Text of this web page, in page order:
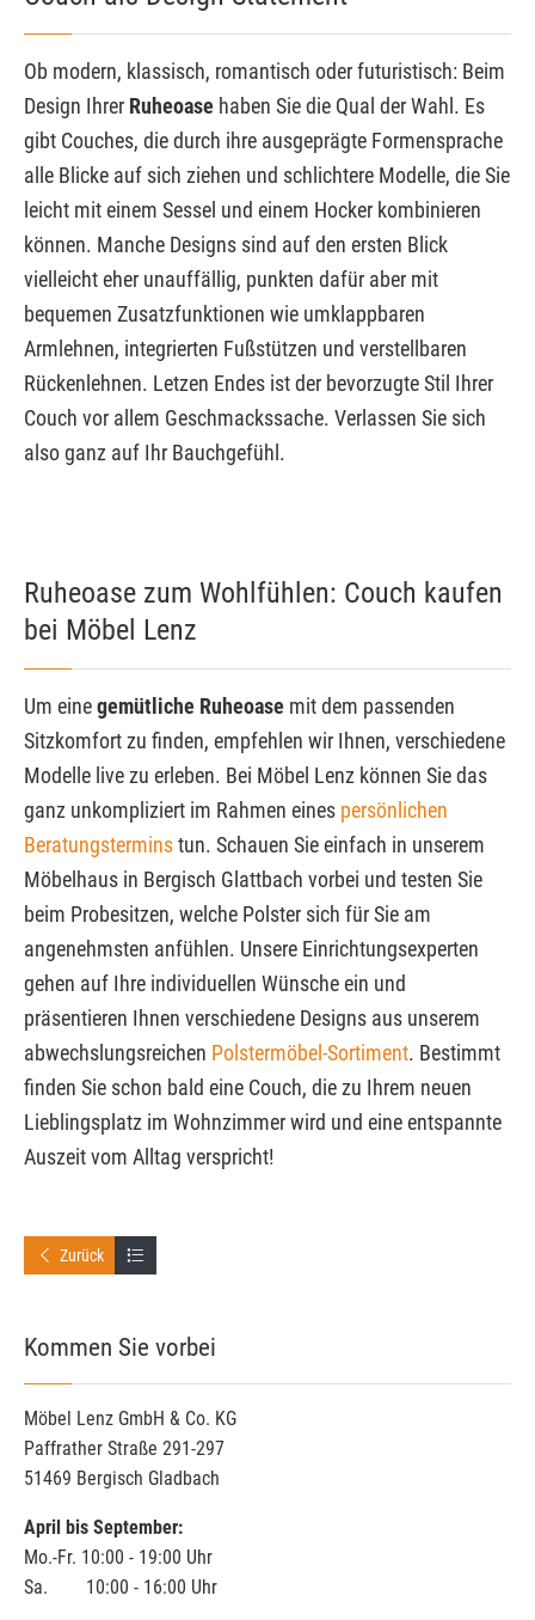
Ob modern, klassisch, romantisch oder futuristisch: Beim
Design Ihrer Ruheoase haben Sie die Qual der Wahl. Es
gibt Couches, die durch ihre ausgeprägte Formensprache
alle Blicke auf sich ziehen und schlichtere Modelle, die Sie
leicht mit einem Sessel und einem Hocker kombinieren
können. Manche Designs sind auf den ersten Blick
vielleicht eher unauffällig, punkten dafür aber mit
bequemen Zusatzfunktionen wie umklappbaren
Armlehnen, integrierten Fußstützen und verstellbaren
Rückenlehnen. Letzen Endes ist der bevorzugte Stil Ihrer
Couch vor allem Geschmackssache. Verlassen Sie sich
also ganz auf Ihr Bauchgefühl.
Ruheoase zum Wohlfühlen: Couch kaufen
bei Möbel Lenz
Um einegemütliche Ruheoase mit dem passenden
Sitzkomfort zu finden, empfehlen wir Ihnen, verschiedene
Modelle live zu erleben. Bei Möbel Lenz können Sie das
ganz unkompliziert im Rahmen eines persönlichen
Beratungsterminstun. Schauen Sie einfach in unserem
Möbelhaus in Bergisch Glattbach vorbei und testen Sie
beim Probesitzen, welche Polster sich für Sie am
angenehmsten anfühlen. Unsere Einrichtungsexperten
gehen auf Ihre individuellen Wünsche ein und
präsentieren Ihnen verschiedene Designs aus unserem
abwechslungsreichen Polstermöbel-Sortiment. Bestimmt
finden Sie schon bald eine Couch, die zu Ihrem neuen
Lieblingsplatz im Wohnzimmer wird und eine entspannte
Auszeit vom Alltag verspricht!
Zurück
Kommen Sie vorbei
Möbel Lenz GmbH & Co. KG
Paffrather Straße 291-297
51469 Bergisch Gladbach
April bis September:
Mo.-Fr. 10:00 - 19:00 Uhr
Sa. 10:00 - 16:00 Uhr